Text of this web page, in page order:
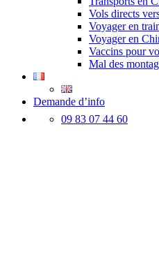
Vols directs
Voyager en
Voyager en
Vaccins pour
Mal des
Demande d’info
09 83 07 44 60